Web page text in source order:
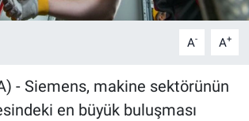
A- A+
- Siemens, makine sektörünün
en büyük buluşması